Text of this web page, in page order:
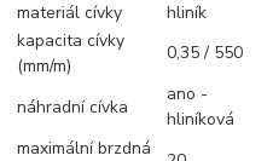
materiál cívky
hliník
kapacita cívky
(mm/m)
0,35 / 550
náhradní cívka
ano -
hliníková
maximální brzdná